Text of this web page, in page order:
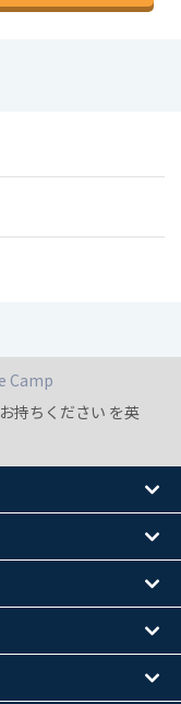
Camp
持ちください を英